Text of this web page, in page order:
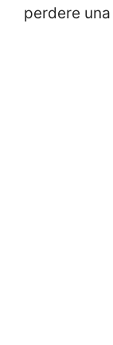
perdere